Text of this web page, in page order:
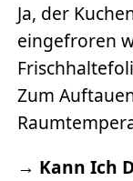
Ja, der
eingefroren
Zum
→ Kann Ich